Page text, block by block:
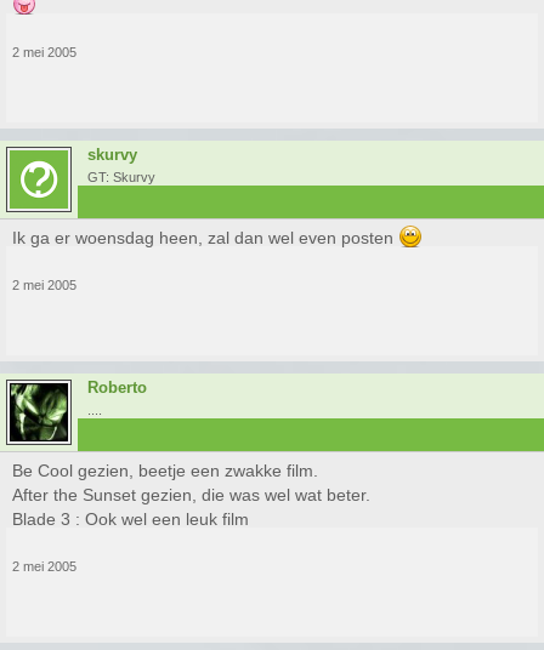
2 mei 2005
skurvy
GT: Skurvy
Ik ga er woensdag heen, zal dan wel even posten
2 mei 2005
Roberto
Be Cool gezien, beetje een zwakke film.
After the Sunset gezien, die was wel wat beter.
Blade 3 : Ook wel een leuk film
2 mei 2005